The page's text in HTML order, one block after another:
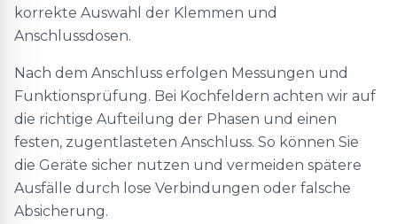
korrekte Auswahl der Klemmen und
Anschlussdosen.
Nach dem Anschluss erfolgen Messungen und
Funktionsprüfung. Bei Kochfeldern achten wir auf
die richtige Aufteilung der Phasen und einen
festen, zugentlasteten Anschluss. So können Sie
die Geräte sicher nutzen und vermeiden spätere
Ausfälle durch lose Verbindungen oder falsche
Absicherung.